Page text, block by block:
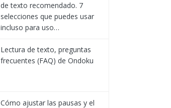
de texto recomendado. 7
selecciones que puedes usar
incluso para uso…
Lectura de texto, preguntas
frecuentes (FAQ) de Ondoku
Cómo ajustar las pausas y el